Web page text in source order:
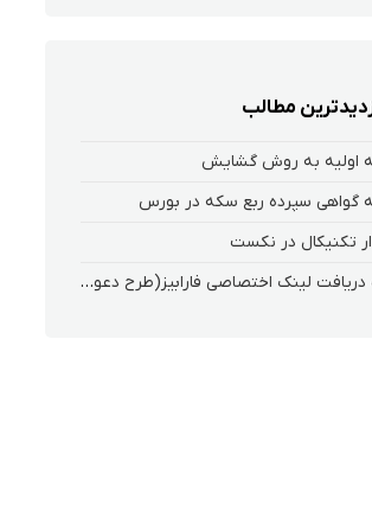
مطالب
اولیه به روش گشایش
گواهی سپرده ربع سکه در بورس
تکنیکال در نکست
نحوه دریافت لینک اختصاصی فارابیز(طرح دعوت از دوستان)